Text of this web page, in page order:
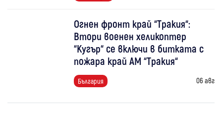
Огнен фронт край “Тракия“:
Втори военен хеликоптер
“Кугър“ се включи в битката с
пожара край АМ “Тракия“
България 06 авг